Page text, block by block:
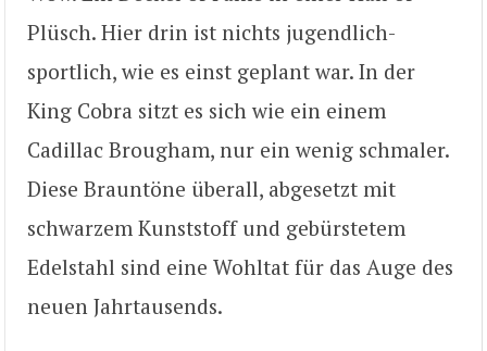
Plüsch. Hier drin ist nichts jugendlich-
sportlich, wie es einst geplant war. In der
King Cobra sitzt es sich wie ein einem
Cadillac Brougham, nur ein wenig schmaler.
Diese Brauntöne überall, abgesetzt mit
schwarzem Kunststoff und gebürstetem
Edelstahl sind eine Wohltat für das Auge des
neuen Jahrtausends.